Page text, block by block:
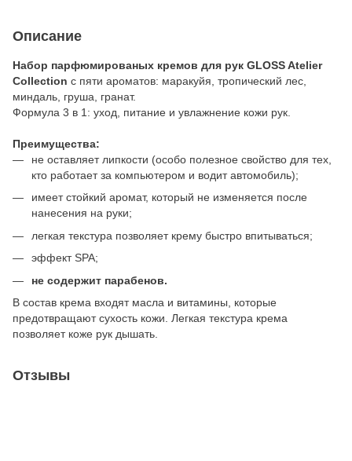
Описание
Набор парфюмированых кремов для рук GLOSS Atelier
Collection с пяти ароматов: маракуйя, тропический лес,
миндаль, груша, гранат.
Формула 3 в 1: уход, питание и увлажнение кожи рук.
Преимущества:
не оставляет липкости (особо полезное свойство для тех,
кто работает за компьютером и водит автомобиль);
имеет стойкий аромат, который не изменяется после
нанесения на руки;
легкая текстура позволяет крему быстро впитываться;
эффект SPA;
не содержит парабенов.
В состав крема входят масла и витамины, которые
предотвращают сухость кожи. Легкая текстура крема
позволяет коже рук дышать.
Отзывы